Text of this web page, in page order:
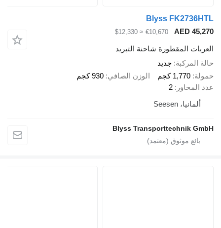
Blyss
AED
€10,670
≈ $12,330
المقطورة شاحنة التبريد
جديد
1,770 كجم الوزن الصافي
930 كجم
2
Blyss Transporttechnik